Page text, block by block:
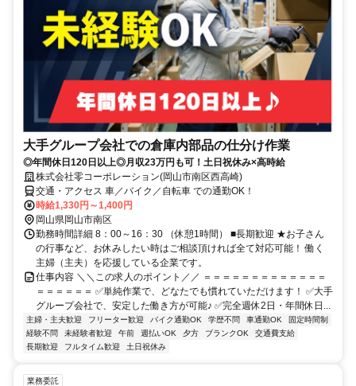
大手グループ会社での倉庫内部品の仕分け作業
◎年間休日120日以上◎月収23万円も可！土日祝休み×高時給
株式会社零コーポレーション(岡山市南区西高崎)
交通・アクセス 車／バイク／自転車 での通勤OK！
時給1,330円～1,400円
岡山県岡山市南区
勤務時間詳細 8：00～16：30 （休憩1時間） ■長期歓迎 ★お子さん
の行事など、お休みしたい時はご相談頂ければ全て対応可能！ 働く
主婦（主夫）を応援している企業です。
仕事内容 ＼＼この求人のポイント／／ ＝＝＝＝＝＝＝＝＝＝＝＝＝
＝＝＝＝＝＝ ✅単純作業で、どなたでも慣れていただけます！ ✅大手
グループ会社で、安定した働き方が可能♪ ✅完全週休2日・年間休日...
主婦・主夫歓迎 フリーター歓迎 バイク通勤OK 学歴不問 車通勤OK
固定時間制
経験不問
未経験者歓迎 午前 週払いOK 夕方 ブランクOK
交通費支給
長期歓迎
フルタイム歓迎 土日祝休み
業務委託